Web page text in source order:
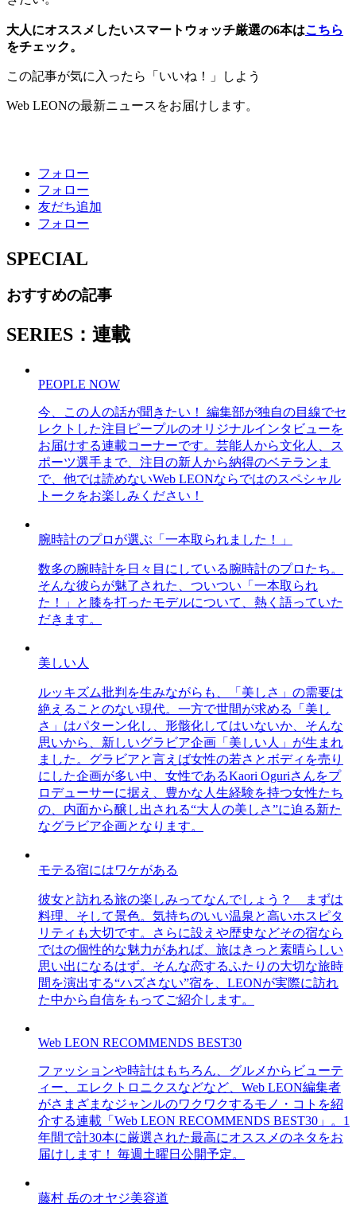
大人にオススメしたいスマートウォッチ厳選の6本はこちら
をチェック。
この記事が気に入ったら「いいね！」しよう
Web LEONの最新ニュースをお届けします。
フォロー
フォロー
友だち追加
フォロー
SPECIAL
おすすめの記事
SERIES：連載
PEOPLE NOW
今、この人の話が聞きたい！ 編集部が独自の目線でセ
レクトした注目ピープルのオリジナルインタビューを
お届けする連載コーナーです。芸能人から文化人、ス
ポーツ選手まで、注目の新人から納得のベテランま
で、他では読めないWeb LEONならではのスペシャル
トークをお楽しみください！
腕時計のプロが選ぶ「一本取られました！」
数多の腕時計を日々目にしている腕時計のプロたち。
そんな彼らが魅了された、ついつい「一本取られ
た！」と膝を打ったモデルについて、熱く語っていた
だきます。
美しい人
ルッキズム批判を生みながらも、「美しさ」の需要は
絶えることのない現代。一方で世間が求める「美し
さ」はパターン化し、形骸化してはいないか、そんな
思いから、新しいグラビア企画「美しい人」が生まれ
ました。グラビアと言えば女性の若さとボディを売り
にした企画が多い中、女性であるKaori Oguriさんをプ
ロデューサーに据え、豊かな人生経験を持つ女性たち
の、内面から醸し出される“大人の美しさ”に迫る新た
なグラビア企画となります。
モテる宿にはワケがある
彼女と訪れる旅の楽しみってなんでしょう？ まずは
料理、そして景色。気持ちのいい温泉と高いホスピタ
リティも大切です。さらに設えや歴史などその宿なら
ではの個性的な魅力があれば、旅はきっと素晴らしい
思い出になるはず。そんな恋するふたりの大切な旅時
間を演出する“ハズさない”宿を、LEONが実際に訪れ
た中から自信をもってご紹介します。
Web LEON RECOMMENDS BEST30
ファッションや時計はもちろん、グルメからビューテ
ィー、エレクトロニクスなどなど、Web LEON編集者
がさまざまなジャンルのワクワクするモノ・コトを紹
介する連載「Web LEON RECOMMENDS BEST30」。1
年間で計30本に厳選された最高にオススメのネタをお
届けします！ 毎週土曜日公開予定。
藤村 岳のオヤジ美容道